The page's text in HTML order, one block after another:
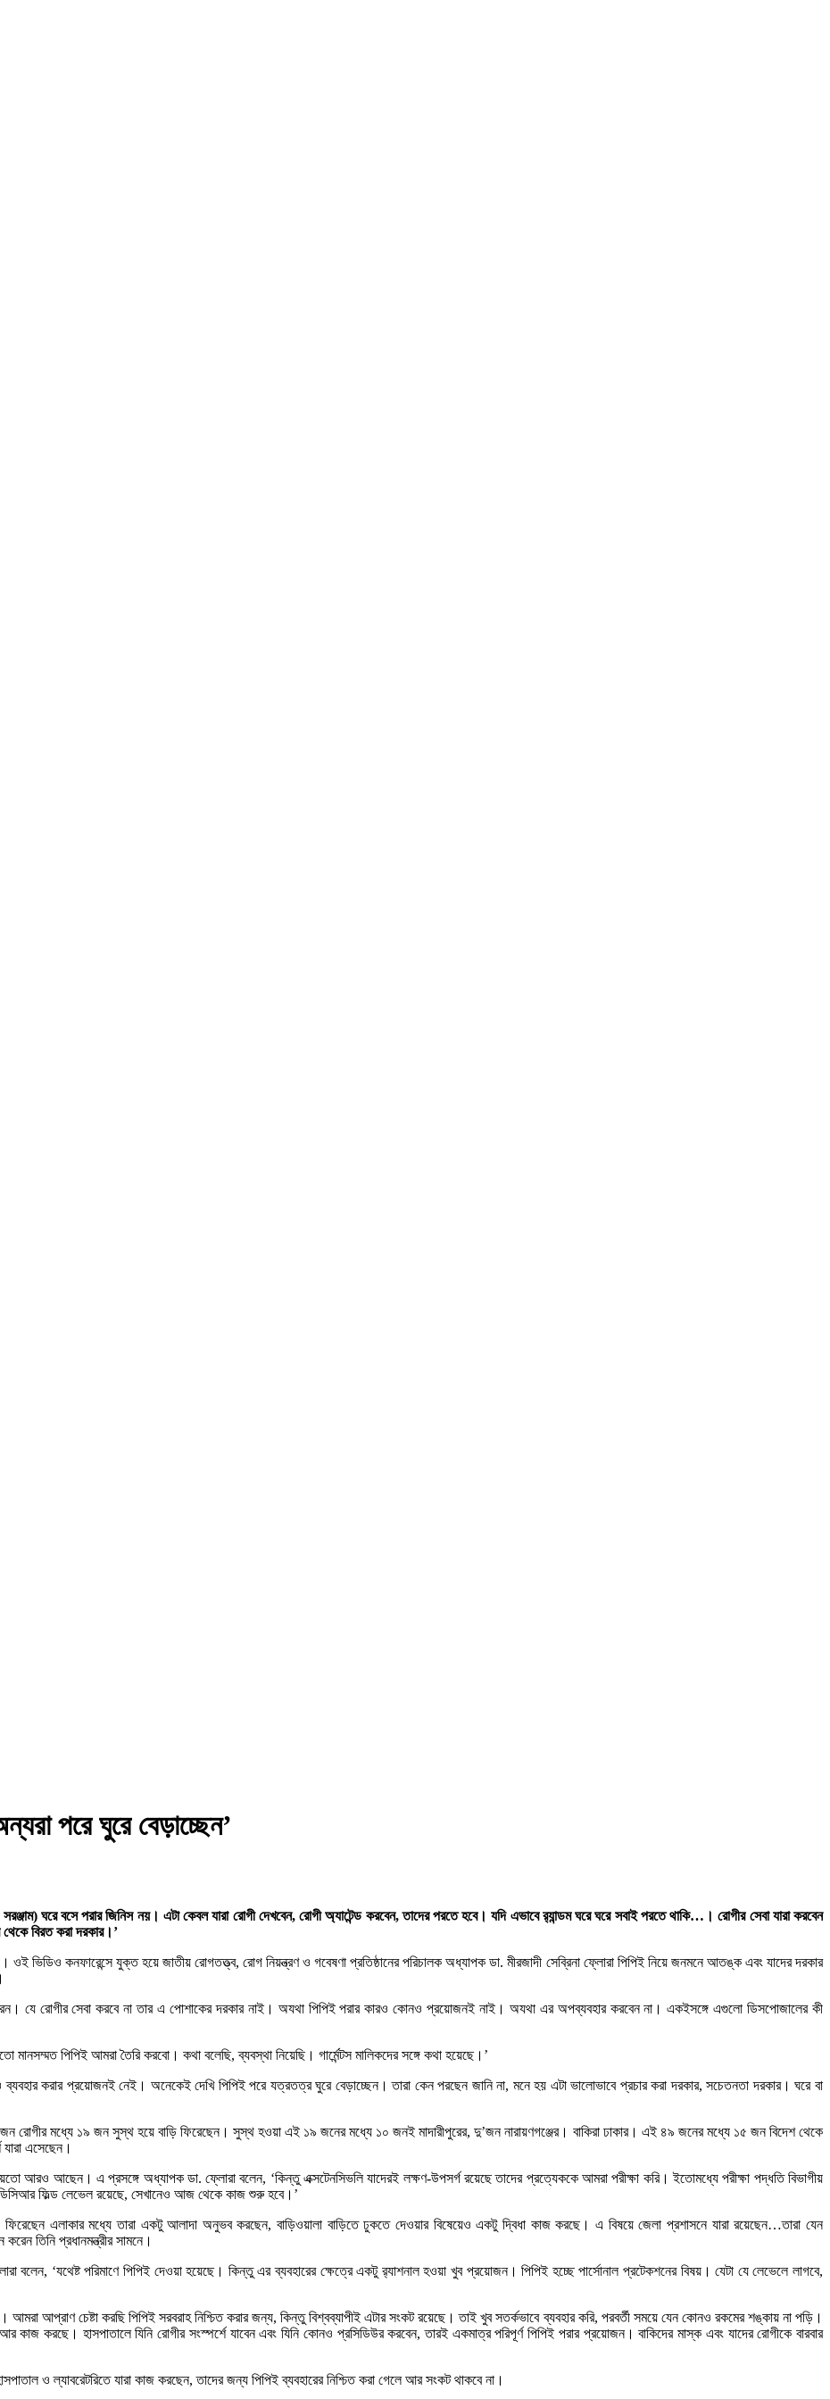
পরে ঘুরে বেড়াচ্ছেন’
ঘরে বসে পরার জিনিস নয়। এটা কেবল যারা রোগী দেখবেন, রোগী অ্যাটেন্ড করবেন, তাদের পরতে হবে। যদি এভাবে র‌্যান্ডম ঘরে ঘরে সবাই পরতে থাকি…। রোগীর সেবা যারা করবেন
বিরত করা দরকার।’
ওই ভিডিও কনফারেন্সে যুক্ত হয়ে জাতীয় রোগতত্ত্ব, রোগ নিয়ন্ত্রণ ও গবেষণা প্রতিষ্ঠানের পরিচালক অধ্যাপক ডা. মীরজাদী সেব্রিনা ফ্লোরা পিপিই নিয়ে জনমনে আতঙ্ক এবং যাদের দরকার
করেন। যে রোগীর সেবা করবে না তার এ পোশাকের দরকার নাই। অযথা পিপিই পরার কারও কোনও প্রয়োজনই নাই। অযথা এর অপব্যবহার করবেন না। একইসঙ্গে এগুলো ডিসপোজালের কী
মানসম্মত পিপিই আমরা তৈরি করবো। কথা বলেছি, ব্যবস্থা নিয়েছি। গার্মেন্টস মালিকদের সঙ্গে কথা হয়েছে।’
ব্যবহার করার প্রয়োজনই নেই। অনেকেই দেখি পিপিই পরে যত্রতত্র ঘুরে বেড়াচ্ছেন। তারা কেন পরছেন জানি না, মনে হয় এটা ভালোভাবে প্রচার করা দরকার, সচেতনতা দরকার। ঘরে বা
রোগীর মধ্যে ১৯ জন সুস্থ হয়ে বাড়ি ফিরেছেন। সুস্থ হওয়া এই ১৯ জনের মধ্যে ১০ জনই মাদারীপুরের, দু’জন নারায়ণগঞ্জের। বাকিরা ঢাকার। এই ৪৯ জনের মধ্যে ১৫ জন বিদেশ থেকে
এসেছেন।
আরও আছেন। এ প্রসঙ্গে অধ্যাপক ডা. ফ্লোরা বলেন, ‘কিন্তু এক্সটেনসিভলি যাদেরই লক্ষণ-উপসর্গ রয়েছে তাদের প্রত্যেককে আমরা পরীক্ষা করি। ইতোমধ্যে পরীক্ষা পদ্ধতি বিভাগীয়
ফিল্ড লেভেল রয়েছে, সেখানেও আজ থেকে কাজ শুরু হবে।’
ফিরেছেন এলাকার মধ্যে তারা একটু আলাদা অনুভব করছেন, বাড়িওয়ালা বাড়িতে ঢুকতে দেওয়ার বিষেয়েও একটু দ্বিধা কাজ করছে। এ বিষয়ে জেলা প্রশাসনে যারা রয়েছেন…তারা যেন
তিনি প্রধানমন্ত্রীর সামনে।
‘যথেষ্ট পরিমাণে পিপিই দেওয়া হয়েছে। কিন্তু ‍এর ব্যবহারের ক্ষেত্রে একটু র‍্যাশনাল হওয়া খুব প্রয়োজন। পিপিই হচ্ছে পার্সোনাল প্রটেকশনের বিষয়। যেটা যে লেভেলে লাগবে,
আমরা আপ্রাণ চেষ্টা করছি পিপিই সরবরাহ নিশ্চিত করার জন্য, কিন্তু বিশ্বব্যাপীই এটার সংকট রয়েছে। তাই খুব সতর্কভাবে ব্যবহার করি, পরবর্তী সময়ে যেন কোনও রকমের শঙ্কায় না পড়ি।
কাজ করছে। হাসপাতালে ‍যিনি রোগীর সংস্পর্শে যাবেন এবং যিনি কোনও প্রসিডিউর করবেন, তারই একমাত্র পরিপূর্ণ পিপিই পরার প্রয়োজন। বাকিদের মাস্ক এবং যাদের রোগীকে বারবার
ও ল্যাবরেটরিতে যারা কাজ করছেন, তাদের জন্য পিপিই ব্যবহারের নিশ্চিত করা গেলে আর সংকট থাকবে না।